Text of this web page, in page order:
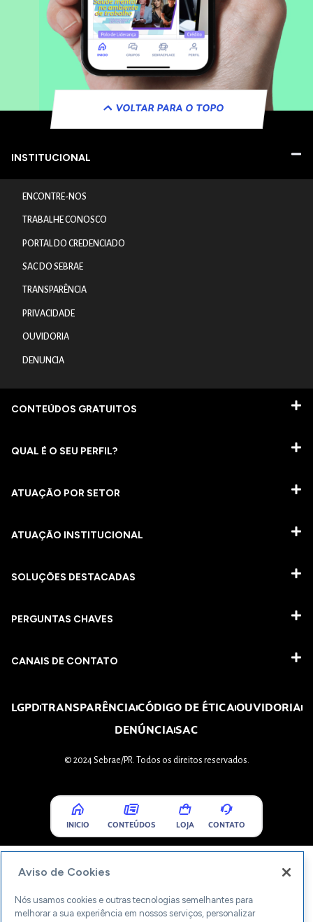
VOLTAR PARA O TOPO
INSTITUCIONAL
ENCONTRE-NOS
TRABALHE CONOSCO
PORTAL DO CREDENCIADO
SAC DO SEBRAE
TRANSPARÊNCIA
PRIVACIDADE
OUVIDORIA
DENUNCIA
CONTEÚDOS GRATUITOS
QUAL É O SEU PERFIL?
ATUAÇÃO POR SETOR
ATUAÇÃO INSTITUCIONAL
SOLUÇÕES DESTACADAS
PERGUNTAS CHAVES​
CANAIS DE CONTATO
LGPDTRANSPARÊNCIACÓDIGO DE ÉTICAOUVIDORIA
DENÚNCIASAC
© 2024 Sebrae/PR. Todos os direitos reservados.
INICIO CONTEÚDOS LOJA CONTATO
Aviso de Cookies
Nós usamos cookies e outras tecnologias semelhantes para
melhorar a sua experiência em nossos serviços, personalizar